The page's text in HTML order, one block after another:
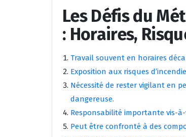
Les Défis du
: Horaires,
Travail souvent en horaires
Exposition aux risques
Nécessité de rester vigilant en
dangereuse.
Responsabilité importante vis-
Peut être confronté à des